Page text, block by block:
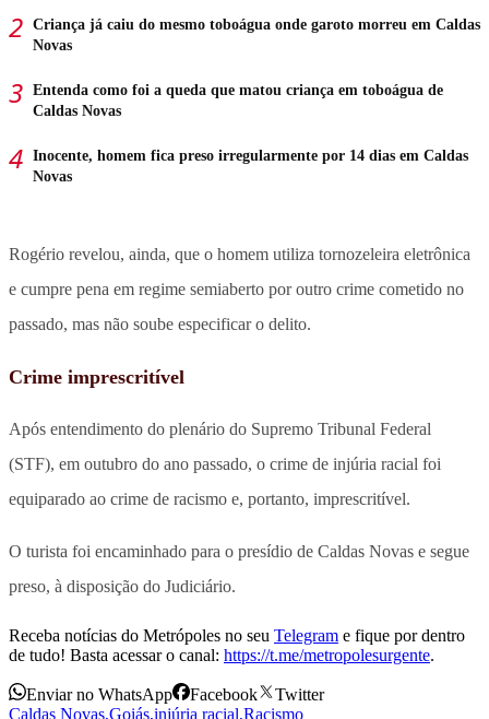
Criança já caiu do mesmo toboágua onde garoto morreu em Caldas
Novas
Entenda como foi a queda que matou criança em toboágua de
Caldas Novas
Inocente, homem fica preso irregularmente por 14 dias em Caldas
Novas
Rogério revelou, ainda, que o homem utiliza tornozeleira eletrônica
e cumpre pena em regime semiaberto por outro crime cometido no
passado, mas não soube especificar o delito.
Crime imprescritível
Após entendimento do plenário do Supremo Tribunal Federal
(STF), em outubro do ano passado, o crime de injúria racial foi
equiparado ao crime de racismo e, portanto, imprescritível.
O turista foi encaminhado para o presídio de Caldas Novas e segue
preso, à disposição do Judiciário.
Receba notícias do Metrópoles no seu Telegram e fique por dentro
de tudo! Basta acessar o canal: https://t.me/metropolesurgente.
Enviar no WhatsApp Facebook
Twitter
Caldas Novas,Goiás,injúria racial,Racismo